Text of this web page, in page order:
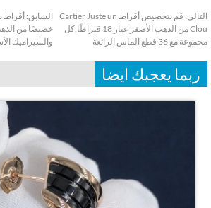
السابق:
والسيراميك الأسود
قم بتخصيص أقراط Cartier Juste un
Clou من الذهب الأصفر عيار 18 قيراطًا,كل
36 قطع الماس الرائعة
يعجبك ايضا